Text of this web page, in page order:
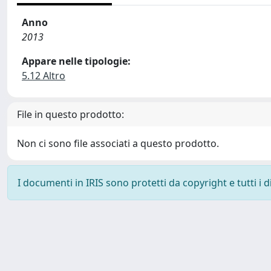
Anno
2013
Appare nelle tipologie:
5.12 Altro
File in questo prodotto:
Non ci sono file associati a questo prodotto.
I documenti in IRIS sono protetti da copyright e tutti i